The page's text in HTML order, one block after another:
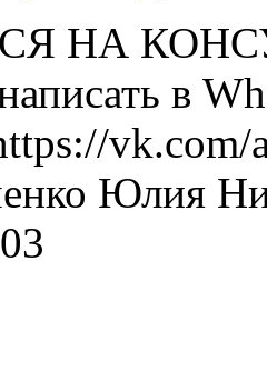
НА
в
Юлия